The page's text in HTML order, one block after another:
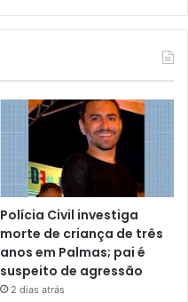
Polícia Civil investiga
morte de criança de três
anos em Palmas; pai é
suspeito de agressão
2 dias atrás